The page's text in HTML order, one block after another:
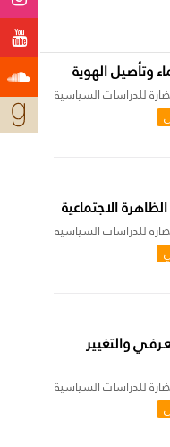
وتأصيل الهوية
للدراسات السياسية
الاجتماعية
للدراسات السياسية
والتغيير
للدراسات السياسية